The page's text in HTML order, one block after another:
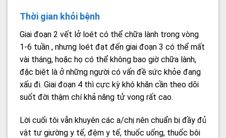
Thời gian khỏi bệnh
Giai đoạn 2 vết lở loét có thể chữa lành trong vòng
1-6 tuần , nhưng loét đạt đến giai đoạn 3 có thể mất
vài tháng, hoặc họ có thể không bao giờ chữa lành,
đặc biệt là ở những người có vấn đề sức khỏe đang
xấu đi. Giai đoạn 4 thì cực kỳ khó khăn cần theo dõi
suốt đời thậm chí khả năng tử vong rất cao.
Lời cuối tôi vẫn khuyên các a/chị nên chuẩn bị đầy đủ
vật tư giường y tế, đệm y tế, thuốc uống, thuốc bôi